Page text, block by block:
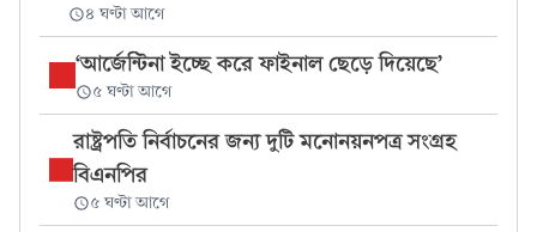
৪ ঘণ্টা আগে
‘আর্জেন্টিনা ইচ্ছে করে ফাইনাল ছেড়ে দিয়েছে’
৫ ঘণ্টা আগে
রাষ্ট্রপতি নির্বাচনের জন্য দুটি মনোনয়নপত্র সংগ্রহ
বিএনপির
৫ ঘণ্টা আগে